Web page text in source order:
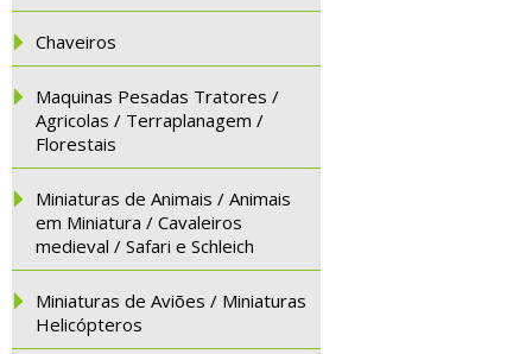
Chaveiros
Maquinas Pesadas Tratores /
Agricolas / Terraplanagem /
Florestais
Miniaturas de Animais / Animais
em Miniatura / Cavaleiros
medieval / Safari e Schleich
Miniaturas de Aviões / Miniaturas
Helicópteros